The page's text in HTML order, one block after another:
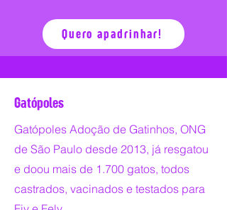
Quero apadrinhar!
Gatópoles
Gatópoles Adoção de Gatinhos, ONG
de São Paulo desde 2013, já resgatou
e doou mais de 1.700 gatos, todos
castrados, vacinados e testados para